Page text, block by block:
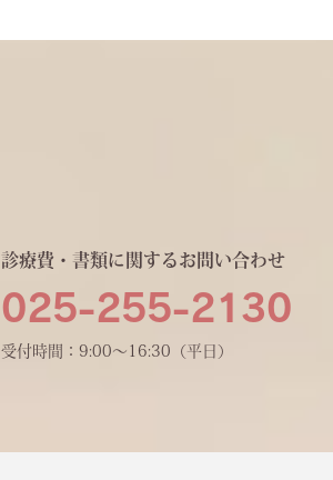
診療費・書類に関するお問い合わせ
025-255-2130
受付時間：9:00〜16:30（平日）